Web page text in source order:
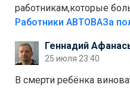
работникам,которые
на предприятии.
Работники АВТОВАЗа
Геннадий
25 июля 23:40
В смерти ребёнка